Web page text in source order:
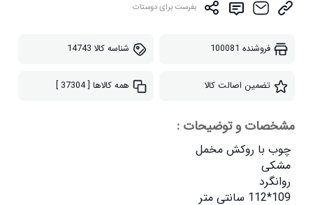
بفرست برای دوستات
فروشنده 100081 شناسه کالا 14743
تضمین اصالت کالا همه کالاها [ 37304 ]
مشخصات و توضیحات :